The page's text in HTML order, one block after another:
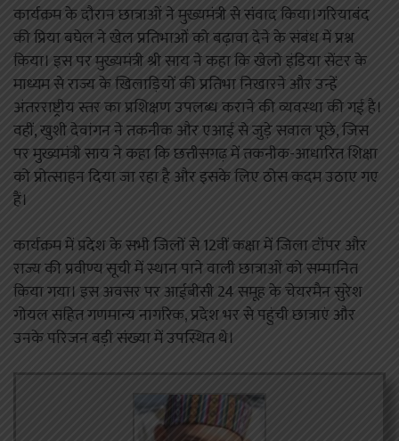
कार्यक्रम के दौरान छात्राओं ने मुख्यमंत्री से संवाद किया।गरियाबंद
की प्रिया बघेल ने खेल प्रतिभाओं को बढ़ावा देने के संबंध में प्रश्न
किया। इस पर मुख्यमंत्री श्री साय ने कहा कि खेलो इंडिया सेंटर के
माध्यम से राज्य के खिलाड़ियों की प्रतिभा निखारने और उन्हें
अंतरराष्ट्रीय स्तर का प्रशिक्षण उपलब्ध कराने की व्यवस्था की गई है।
वहीं, खुशी देवांगन ने तकनीक और एआई से जुड़े सवाल पूछे, जिस
पर मुख्यमंत्री साय ने कहा कि छत्तीसगढ़ में तकनीक-आधारित शिक्षा
को प्रोत्साहन दिया जा रहा है और इसके लिए ठोस कदम उठाए गए
हैं।
कार्यक्रम में प्रदेश के सभी जिलों से 12वीं कक्षा में जिला टॉपर और
राज्य की प्रवीण्य सूची में स्थान पाने वाली छात्राओं को सम्मानित
किया गया। इस अवसर पर आईबीसी 24 समूह के चेयरमैन सुरेश
गोयल सहित गणमान्य नागरिक, प्रदेश भर से पहुंची छात्राएं और
उनके परिजन बड़ी संख्या में उपस्थित थे।